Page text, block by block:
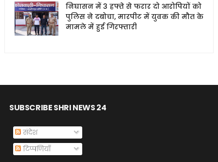
निघासन में 3 हफ्ते से फरार दो आरोपियों को
पुलिस ने दबोचा, मारपीट में युवक की मौत के
मामले में हुई गिरफ्तारी
SUBSCRIBE SHRI NEWS 24
संदेश
टिप्पणियाँ